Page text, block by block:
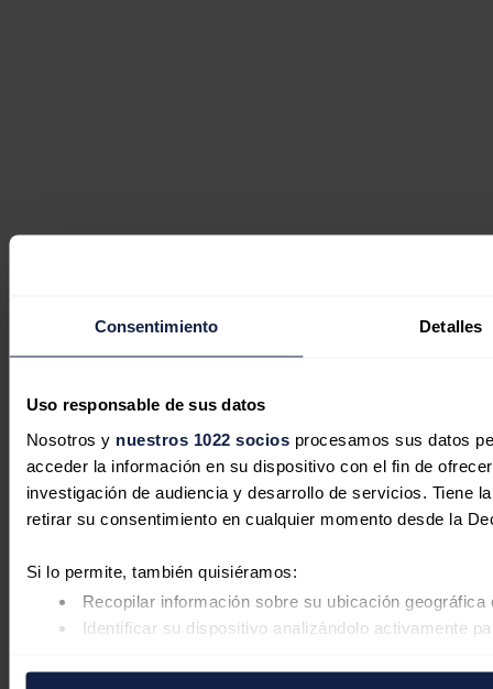
Consentimiento Detalles
Uso responsable de sus datos
Nosotros y nuestros 1022 sociosprocesamos sus datos
acceder la información en su dispositivo con el fin de
investigación de audiencia y desarrollo de servicios. Tiene
retirar su consentimiento en cualquier momento desde la
Si lo permite, también quisiéramos:
Recopilar información sobre su ubicación
Identificar su dispositivo analizándolo activamente